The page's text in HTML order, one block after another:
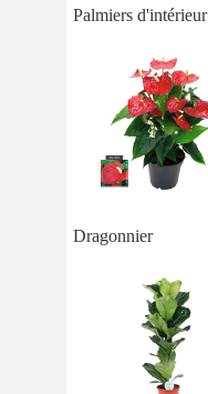
Palmiers d'intérieur
Dragonnier